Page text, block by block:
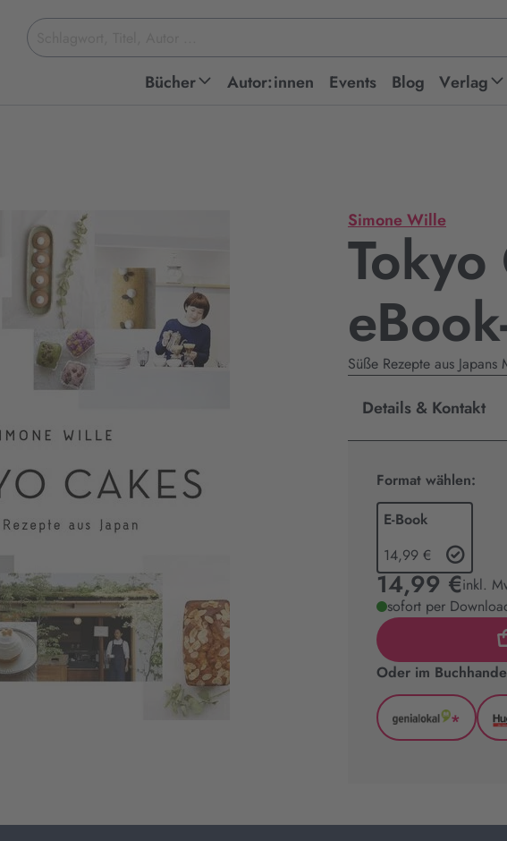
Suchbegriff
eingeben
Bücher Autor:innen Events Blog Verlag
Simone Wille
Tokyo
Süße Rezepte aus Japans
Details & Kontakt
Format wählen:
E-Book
14,99 €
14,99 €inkl.
sofort per
Oder im
geöffnet)
*